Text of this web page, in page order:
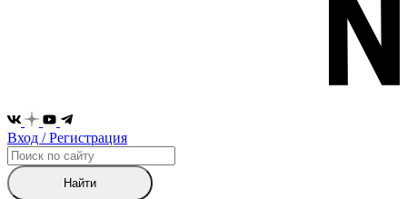
Вход / Регистрация
Найти